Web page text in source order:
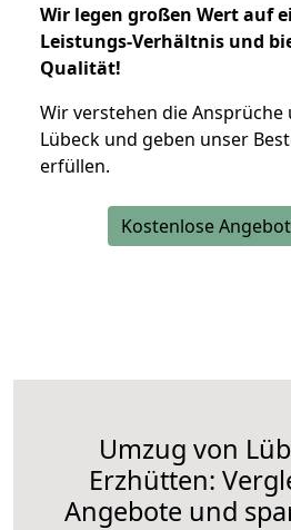
Wir legen großen Wert auf
Leistungs-Verhältnis und
Qualität!
Wir verstehen die Ansprüche
Lübeck und geben unser
erfüllen.
Kostenlose
Umzug von
Erzhütten:
Angebote und